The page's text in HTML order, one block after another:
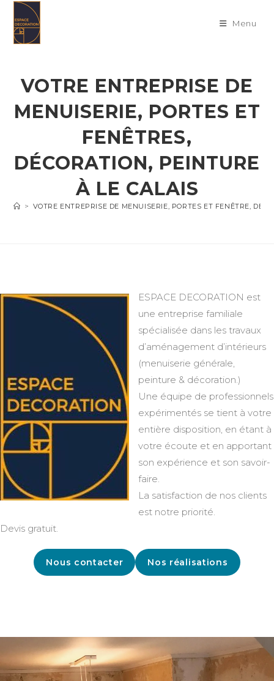
content
Menu
VOTRE ENTREPRISE DE
MENUISERIE, PORTES ET
FENÊTRES,
DÉCORATION, PEINTURE
À LE CALAIS
> VOTRE ENTREPRISE DE MENUISERIE, PORTES ET FENÊTRE,
ESPACE DECORATION est
une entreprise familiale
spécialisée dans les travaux
d’aménagement d’intérieurs
(menuiserie générale,
peinture & décoration.)
Une équipe de professionnels
expérimentés se tient à votre
entière disposition, en étant à
votre écoute et en apportant
son expérience et son savoir-
faire.
La satisfaction de nos clients
est notre priorité.
Devis gratuit.
Nous contacter Nos réalisations